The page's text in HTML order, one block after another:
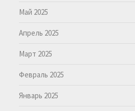
Май 2025
Апрель 2025
Март 2025
Февраль 2025
Январь 2025